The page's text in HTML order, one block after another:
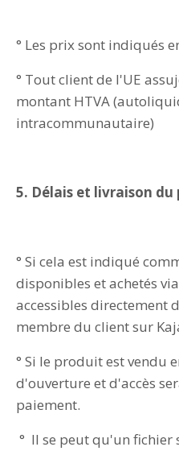
° Les prix sont indiqués
° Tout client de l'UE
montant HTVA
intracommunautaire)
5. Délais et livraison
° Si cela est indiqué
disponibles et achetés
accessibles directement
membre du client sur
° Si le produit est vendu
d'ouverture et d'accès
paiement.
° Il se peut qu'un fichier